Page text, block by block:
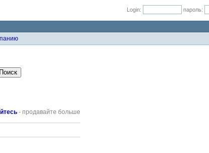
Login: пароль:
- продавайте больше